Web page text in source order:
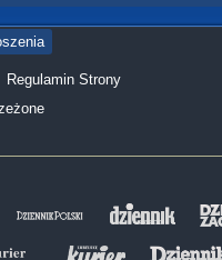
Regulamin Strony